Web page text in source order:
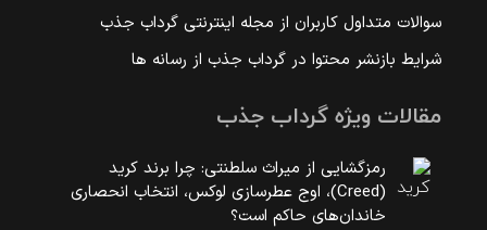
سوالات متداول کاربران از مجله اینترنتی گرداب جذب
شرایط بازنشر محتوا در گرداب جذب از رسانه ها
مقالات ویژه گرداب جذب
رمزگشایی از میراث سلطنتی: چرا برند کرید
(Creed)، اوج عطرسازی لوکس، انتخاب انحصاری
خاندان‌های حاکم است؟